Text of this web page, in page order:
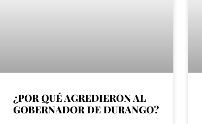
¿POR QUÉ AGREDIERON AL
GOBERNADOR DE DURANGO?